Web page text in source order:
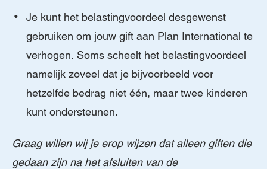
Je kunt het belastingvoordeel desgewenst
gebruiken om jouw gift aan Plan International te
verhogen. Soms scheelt het belastingvoordeel
namelijk zoveel dat je bijvoorbeeld voor
hetzelfde bedrag niet één, maar twee kinderen
kunt ondersteunen.
Graag willen wij je erop wijzen dat alleen giften die
gedaan zijn na het afsluiten van de